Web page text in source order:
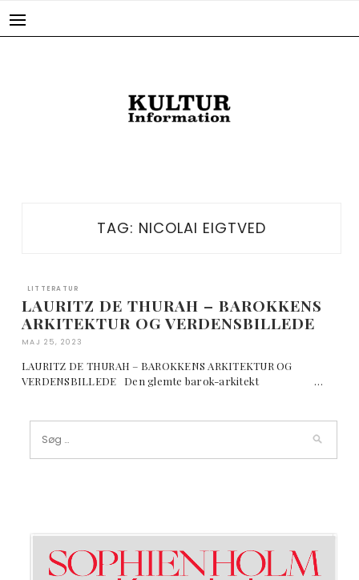
TAG: NICOLAI EIGTVED
LITTERATUR
LAURITZ DE THURAH – BAROKKENS
ARKITEKTUR OG VERDENSBILLEDE
MAJ 25, 2023
LAURITZ DE THURAH – BAROKKENS ARKITEKTUR OG
VERDENSBILLEDE Den glemte barok-arkitekt …